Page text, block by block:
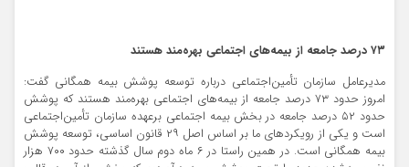
۷۳ درصد جامعه از بیمه‌های اجتماعی بهره‌مند هستند
مدیرعامل سازمان تأمین‌اجتماعی درباره توسعه پوشش بیمه همگانی گفت:
امروز حدود ۷۳ درصد جامعه از بیمه‌های اجتماعی بهره‌مند هستند که پوشش
حدود ۵۲ درصد جامعه در بخش بیمه اجتماعی برعهده سازمان تأمین‌اجتماعی
است و یکی از رویکردهای ما بر اساس اصل ۲۹ قانون اساسی، توسعه پوشش
بیمه همگانی است. در همین راستا در ۶ ماه دوم سال گذشته حدود ۷۰۰ هزار